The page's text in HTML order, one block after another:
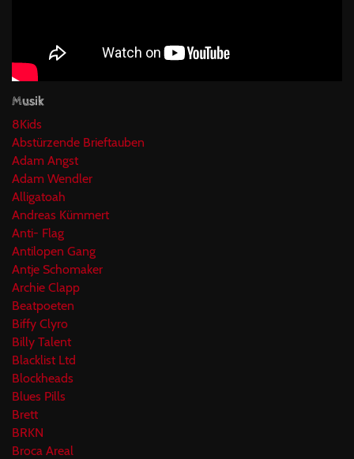
Musik
8Kids
Abstürzende Brieftauben
Adam Angst
Adam Wendler
Alligatoah
Andreas Kümmert
Anti- Flag
Antilopen Gang
Antje Schomaker
Archie Clapp
Beatpoeten
Biffy Clyro
Billy Talent
Blacklist Ltd
Blockheads
Blues Pills
Brett
BRKN
Broca Areal